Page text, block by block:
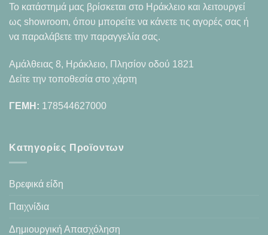
Το κατάστημά μας βρίσκεται στο Ηράκλειο και λειτουργεί
ως showroom, όπου μπορείτε να κάνετε τις αγορές σας ή
να παραλάβετε την παραγγελία σας.
Αμάλθειας 8, Ηράκλειο, Πλησίον οδού 1821
Δείτε την τοποθεσία στο χάρτη
ΓΕΜΗ: 178544627000
Κατηγορίες Προϊοντων
Βρεφικά είδη
Παιχνίδια
Δημιουργική Απασχόληση